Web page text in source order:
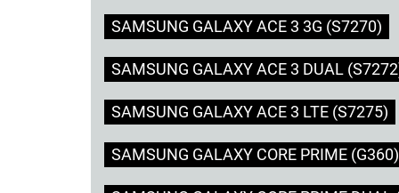
SAMSUNG GALAXY ACE 3 3G (S7270)
SAMSUNG GALAXY ACE 3 DUAL
SAMSUNG GALAXY ACE 3 LTE (S7275)
SAMSUNG GALAXY CORE PRIME (G360)